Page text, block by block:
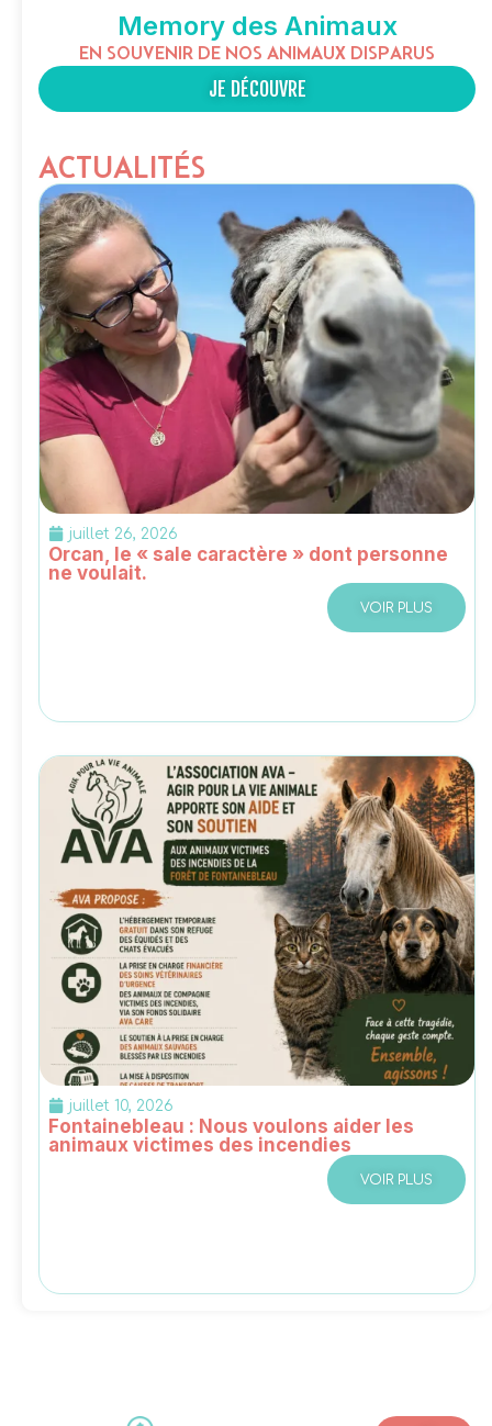
Memory des Animaux
EN SOUVENIR DE NOS ANIMAUX DISPARUS
JE DÉCOUVRE
ACTUALITÉS
juillet 26, 2026
Orcan, le « sale caractère » dont personne
ne voulait.
VOIR PLUS
juillet 10, 2026
Fontainebleau : Nous voulons aider les
animaux victimes des incendies
VOIR PLUS